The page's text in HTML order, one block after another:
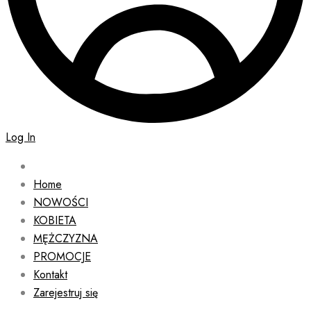
Log In
Home
NOWOŚCI
KOBIETA
MĘŻCZYZNA
PROMOCJE
Kontakt
Zarejestruj się